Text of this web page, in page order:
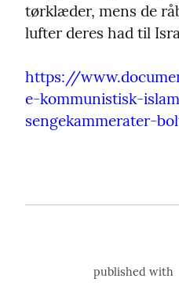
tørklæder, mens de
lufter deres had til
https://
e-kommunistisk-
sengekammerater-
published with